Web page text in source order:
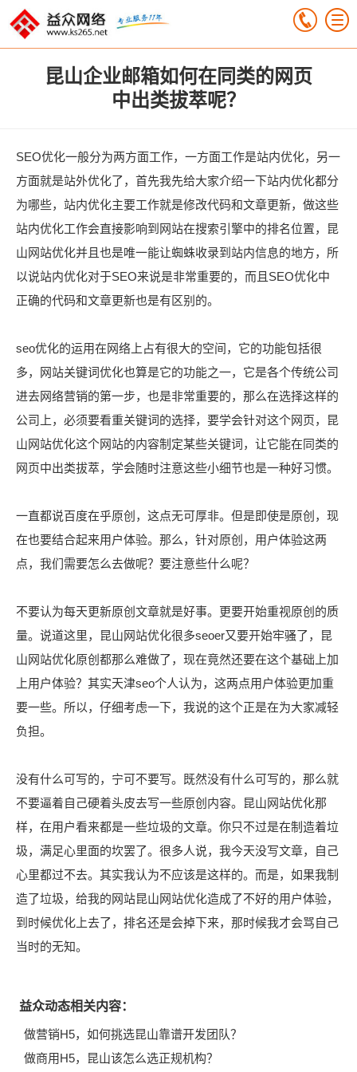
昆山企业邮箱如何在同类的网页
中出类拔萃呢？
SEO优化一般分为两方面工作，一方面工作是站内优化，另一
方面就是站外优化了，首先我先给大家介绍一下站内优化都分
为哪些，站内优化主要工作就是修改代码和文章更新，做这些
站内优化工作会直接影响到网站在搜索引擎中的排名位置，昆
山网站优化并且也是唯一能让蜘蛛收录到站内信息的地方，所
以说站内优化对于SEO来说是非常重要的，而且SEO优化中
正确的代码和文章更新也是有区别的。
seo优化的运用在网络上占有很大的空间，它的功能包括很
多，网站关键词优化也算是它的功能之一，它是各个传统公司
进去网络营销的第一步，也是非常重要的，那么在选择这样的
公司上，必须要看重关键词的选择，要学会针对这个网页，昆
山网站优化这个网站的内容制定某些关键词，让它能在同类的
网页中出类拔萃，学会随时注意这些小细节也是一种好习惯。
一直都说百度在乎原创，这点无可厚非。但是即使是原创，现
在也要结合起来用户体验。那么，针对原创，用户体验这两
点，我们需要怎么去做呢？要注意些什么呢？
不要认为每天更新原创文章就是好事。更要开始重视原创的质
量。说道这里，昆山网站优化很多seoer又要开始牢骚了，昆
山网站优化原创都那么难做了，现在竟然还要在这个基础上加
上用户体验？其实天津seo个人认为，这两点用户体验更加重
要一些。所以，仔细考虑一下，我说的这个正是在为大家减轻
负担。
没有什么可写的，宁可不要写。既然没有什么可写的，那么就
不要逼着自己硬着头皮去写一些原创内容。昆山网站优化那
样，在用户看来都是一些垃圾的文章。你只不过是在制造着垃
圾，满足心里面的坎罢了。很多人说，我今天没写文章，自己
心里都过不去。其实我认为不应该是这样的。而是，如果我制
造了垃圾，给我的网站昆山网站优化造成了不好的用户体验，
到时候优化上去了，排名还是会掉下来，那时候我才会骂自己
当时的无知。
益众动态相关内容：
做营销H5，如何挑选昆山靠谱开发团队？
做商用H5，昆山该怎么选正规机构？